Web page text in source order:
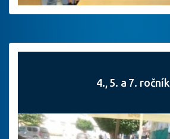
4., 5. a 7. ročník